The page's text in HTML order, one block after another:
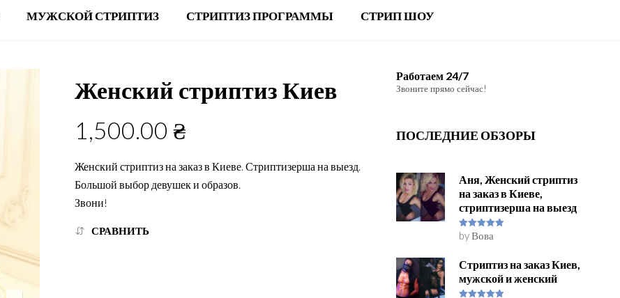
МУЖСКОЙ СТРИПТИЗ СТРИПТИЗ ПРОГРАММЫ СТРИП ШОУ
Работаем 24/7
Звоните прямо сейчас!
ПОСЛЕДНИЕ ОБЗОРЫ
Аня, Женский стриптиз
на заказ в Киеве,
стриптизерша на выезд
Rated5out
of 5
by Вова
Стриптиз на заказ Киев,
мужской и женский
Женский стриптиз Киев
1,500.00₴
Женский стриптиз на заказ в Киеве. Стриптизерша на выезд.
Большой выбор девушек и образов.
Звони!
СРАВНИТЬ